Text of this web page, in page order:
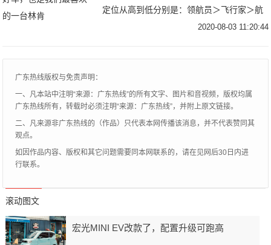
定位从高到低分别是：领航员＞飞行家＞航
海家＞冒险家。所以，我们今天试驾的冒险
2020-08-03 11:20:44
广东热线版权与免责声明：
一、凡本站中注明“来源：广东热线”的所有文字、图片和音视频，版权均属
广东热线所有，转载时必须注明“来源：广东热线”，并附上原文链接。
二、凡来源非广东热线的（作品）只代表本网传播该消息，并不代表赞同其
观点。
如因作品内容、版权和其它问题需要同本网联系的，请在见网后30日内进
行联系。
滚动图文
宏光MINI EV改款了，配置升级可跑高